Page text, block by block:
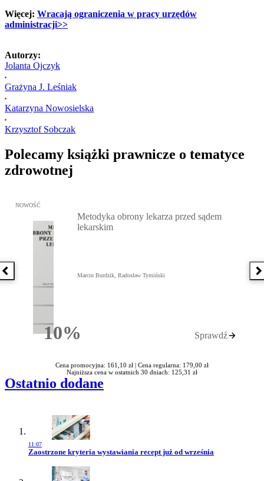
Więcej: Wracają ograniczenia w pracy urzędów
administracji>>
Autorzy:
Jolanta Ojczyk
Grażyna J. Leśniak
Katarzyna Nowosielska
Krzysztof Sobczak
Polecamy książki prawnicze o tematyce
zdrowotnej
Poprzednia książka
Przejdź do: Metodyka obrony lekarza przed sądem lekarskim,
NOWOŚĆ
10%Rabatu
Metodyka obrony lekarza przed sądem
lekarskim
Marcin Burdzik, Radosław Tymiński
Sprawdź
Cena promocyjna: 161,10 zł | Cena regularna: 179,00 zł
Najniższa cena w ostatnich 30 dniach: 125,31 zł
Ostatnio dodane
11:07
Przejdź do artykułu:
Zaostrzone kryteria wystawiania recept już od września